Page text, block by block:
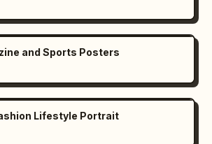
and Sports Posters
Lifestyle Portrait